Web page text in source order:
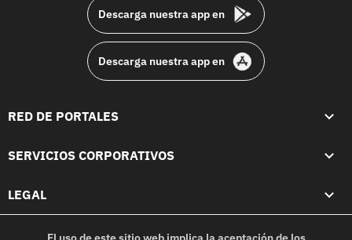
Descarga nuestra app en
Descarga nuestra app en
RED DE PORTALES
SERVICIOS CORPORATIVOS
LEGAL